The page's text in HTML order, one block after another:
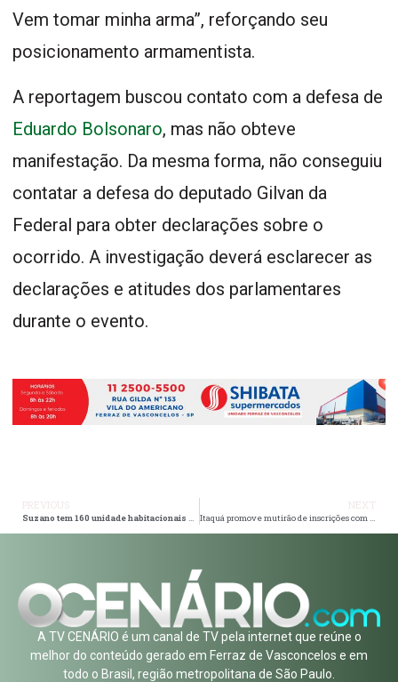
Vem tomar minha arma”, reforçando seu
posicionamento armamentista.
A reportagem buscou contato com a defesa de
Eduardo Bolsonaro, mas não obteve
manifestação. Da mesma forma, não conseguiu
contatar a defesa do deputado Gilvan da
Federal para obter declarações sobre o
ocorrido. A investigação deverá esclarecer as
declarações e atitudes dos parlamentares
durante o evento.
Suzano tem 160 unidade habitacionais aprovadas no ‘Programa Casa Paulista’ Itaquá promove mutirão de inscrições com 600 vagas para atividades esportivas na próxima quinta (27)
A TV CENÁRIO é um canal de TV pela internet que reúne o
melhor do conteúdo gerado em Ferraz de Vasconcelos e em
todo o Brasil, região metropolitana de São Paulo.